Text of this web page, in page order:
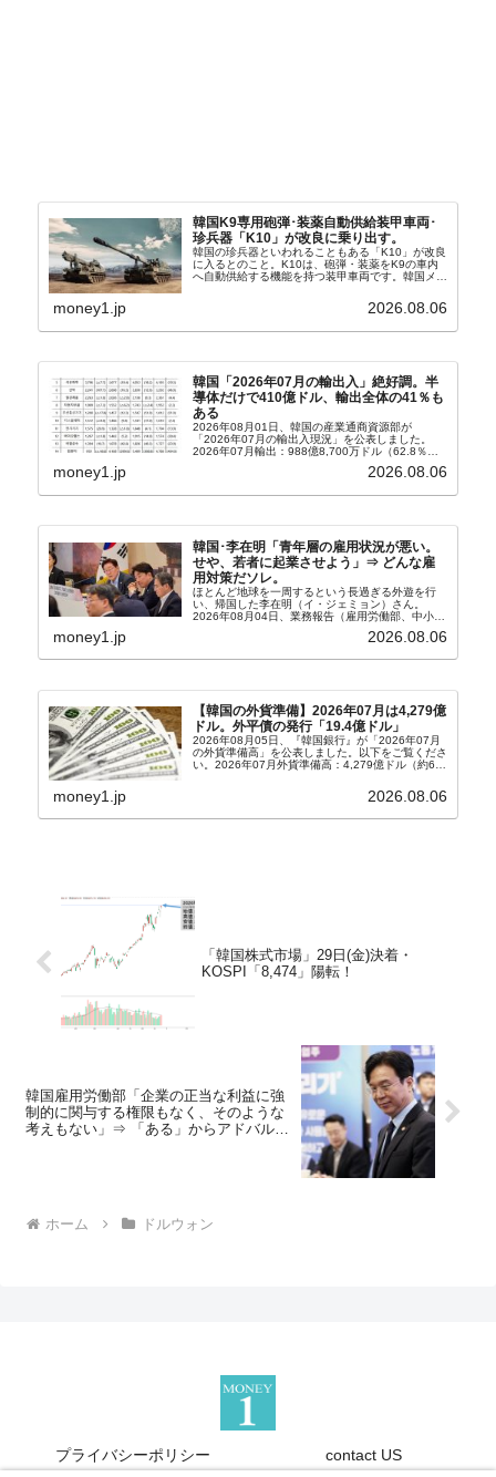
韓国K9専用砲弾･装薬自動供給装甲車両･
珍兵器「K10」が改良に乗り出す。
韓国の珍兵器といわれることもある「K10」が改良
に入るとのこと。K10は、砲弾・装薬をK9の車内
へ自動供給する機能を持つ装甲車両です。韓国メデ
から以下に一部を引きます。2005年に初めて...
money1.jp 2026.08.06
韓国「2026年07月の輸出入」絶好調。半
導体だけで410億ドル、輸出全体の41％も
ある
2026年08月01日、韓国の産業通商資源部が
「2026年07月の輸出入現況」を公表しました。
2026年07月輸出：988億8,700万ドル（62.8％）
輸入：685億6,300万ドル（26.5％）貿易収支：
money1.jp 2026.08.06
韓国･李在明「青年層の雇用状況が悪い。
せや、若者に起業させよう」⇒ どんな雇
用対策だソレ。
ほとんど地球を一周するという長過ぎる外遊を行
い、帰国した李在明（イ・ジェミョン）さん。
2026年08月04日、業務報告（雇用労働部、中小ベ
上、韓国大統領に成りおおせた李在明（イ・ジェミ
money1.jp 2026.08.06
【韓国の外貨準備】2026年07月は4,279億
ドル。外平債の発行「19.4億ドル」
2026年08月05日、『韓国銀行』が「2026年07月
の外貨準備高」を公表しました。以下をご覧くださ
い。2026年07月外貨準備高：4,279億ドル（約67
money1.jp 2026.08.06
「韓国株式市場」29日(金)決着・
KOSPI「8,474」陽転！
韓国雇用労働部「企業の正当な利益に強
制的に関与する権限もなく、そのような
考えもない」⇒ 「ある」からアドバルー
ホーム ドルウォン
プライバシーポリシー contact US